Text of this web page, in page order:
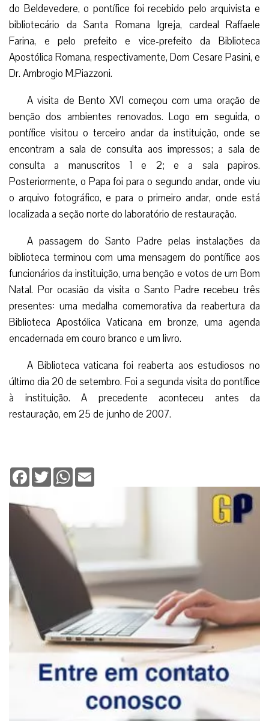
do Beldevedere, o pontífice foi recebido pelo arquivista e
bibliotecário da Santa Romana Igreja, cardeal Raffaele
Farina, e pelo prefeito e vice-prefeito da Biblioteca
Apostólica Romana, respectivamente, Dom Cesare Pasini, e
Dr. Ambrogio M.Piazzoni.
A visita de Bento XVI começou com uma oração de
benção dos ambientes renovados. Logo em seguida, o
pontífice visitou o terceiro andar da instituição, onde se
encontram a sala de consulta aos impressos; a sala de
consulta a manuscritos 1 e 2; e a sala papiros.
Posteriormente, o Papa foi para o segundo andar, onde viu
o arquivo fotográfico, e para o primeiro andar, onde está
localizada a seção norte do laboratório de restauração.
A passagem do Santo Padre pelas instalações da
biblioteca terminou com uma mensagem do pontífice aos
funcionários da instituição, uma benção e votos de um Bom
Natal. Por ocasião da visita o Santo Padre recebeu três
presentes: uma medalha comemorativa da reabertura da
Biblioteca Apostólica Vaticana em bronze, uma agenda
encadernada em couro branco e um livro.
A Biblioteca vaticana foi reaberta aos estudiosos no
último dia 20 de setembro. Foi a segunda visita do pontífice
à instituição. A precedente aconteceu antes da
restauração, em 25 de junho de 2007.
Facebook
TwitterWhatsApp